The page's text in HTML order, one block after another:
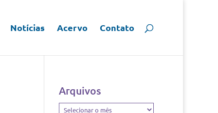
Notícias Acervo Contato
Arquivos
Arquivos